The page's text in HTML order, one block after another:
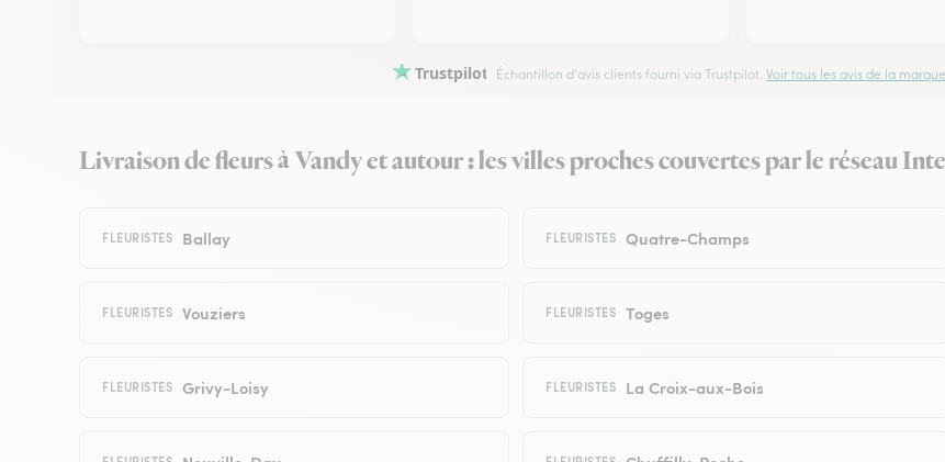
Trustpilot Échantillon d'avis clients fourni via Trustpilot.Voir tous les avis de la
Livraison de fleurs à Vandy et autour : les villes proches couvertes par le réseau
FLEURISTES Ballay FLEURISTES Quatre-Champs
FLEURISTES Vouziers FLEURISTES Toges
FLEURISTES Grivy-Loisy FLEURISTES La Croix-aux-Bois